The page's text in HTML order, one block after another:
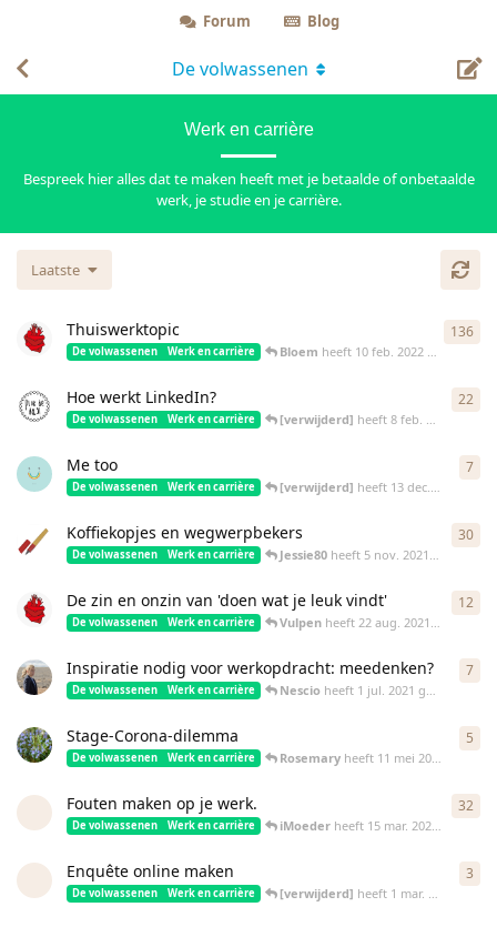
Forum Blog
Werk en carrière
Bespreek hier alles dat te maken heeft met je betaalde of onbetaalde
werk, je studie en je carrière.
De volwassenen
Laatste
Thuiswerktopic
De volwassenen Werk en carrière Bloem heeft 10 feb. 2022gereageerd
136
Hoe werkt LinkedIn?
De volwassenen Werk en carrière [verwijderd] heeft 8 feb. 2022
22
Me too
De volwassenen Werk en carrière [verwijderd] heeft 13 dec. 2021
7
Koffiekopjes en wegwerpbekers
De volwassenen Werk en carrière Jessie80heeft 5 nov. 2021
30
De zin en onzin van 'doen wat je leuk vindt'
De volwassenen Werk en carrière Vulpenheeft 22 aug. 2021
12
Inspiratie nodig voor werkopdracht: meedenken?
De volwassenen Werk en carrière Nescio heeft 1 jul. 2021 gereageerd
7
Stage-Corona-dilemma
De volwassenen Werk en carrière Rosemaryheeft 11 mei 2021
5
Fouten maken op je werk.
De volwassenen Werk en carrière iMoederheeft 15 mar. 2021
32
Enquête online maken
De volwassenen Werk en carrière [verwijderd] heeft 1 mar. 2021
3